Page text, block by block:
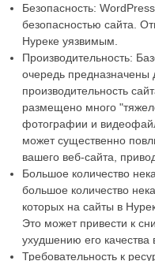
Безопасность:
безопасностью сайта.
Нуреке уязвимым.
Производительность:
очередь предназначены
производительность
размещено много
фотографии и
может существенно
вашего веб-сайта,
Большое количество
большое количество
которых на сайты в
Это может привести к
ухудшению его качества
Требовательность к